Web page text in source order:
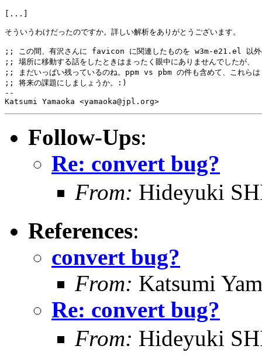
[...]
そういうわけだったのですか。詳しい解析をありがとうございます。
;; この間、有沢さんに favicon に関連したものを w3m-e21.el 以外
;; 場所に移動する話をしたときはまったく眼中にありませんでしたが、
;; まだいっぱい残っているのね。ppm vs pbm の件も含めて、これらは
;; 将来の課題にしましょうか。:)
--
Follow-Ups:
Re: convert bug?
From: Hideyuki
References:
convert bug?
From: Katsumi
Re: convert bug?
From: Hideyuki